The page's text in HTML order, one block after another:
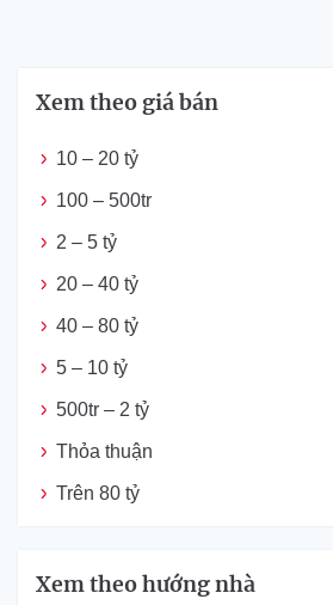
Xem theo giá bán
10 – 20 tỷ
100 – 500tr
2 – 5 tỷ
20 – 40 tỷ
40 – 80 tỷ
5 – 10 tỷ
500tr – 2 tỷ
Thỏa thuận
Trên 80 tỷ
Xem theo hướng nhà